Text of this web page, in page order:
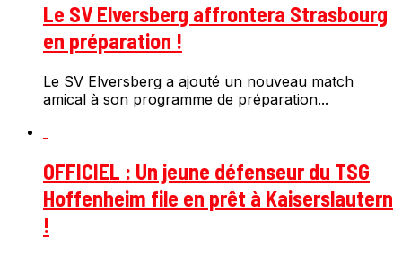
Le SV Elversberg affrontera Strasbourg
en préparation !
Le SV Elversberg a ajouté un nouveau match
amical à son programme de préparation...
OFFICIEL : Un jeune défenseur du TSG
Hoffenheim file en prêt à Kaiserslautern
!